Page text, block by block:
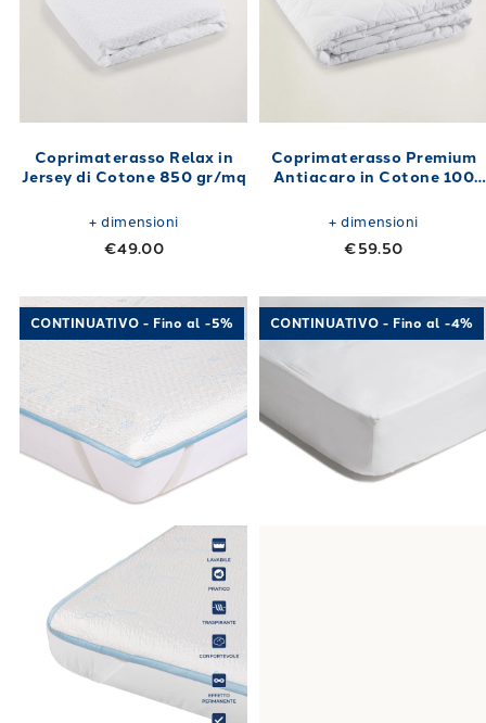
Coprimaterasso Relax in
Jersey di Cotone 850 gr/mq
€49.00
+dimensioni
Coprimaterasso Premium
Antiacaro in Cotone 100
€59.50
+dimensioni
Link to "Coprimaterasso cooler"
CONTINUATIVO - Fino al -5%
Link to "
CONTINUATIVO - Fino al -4%